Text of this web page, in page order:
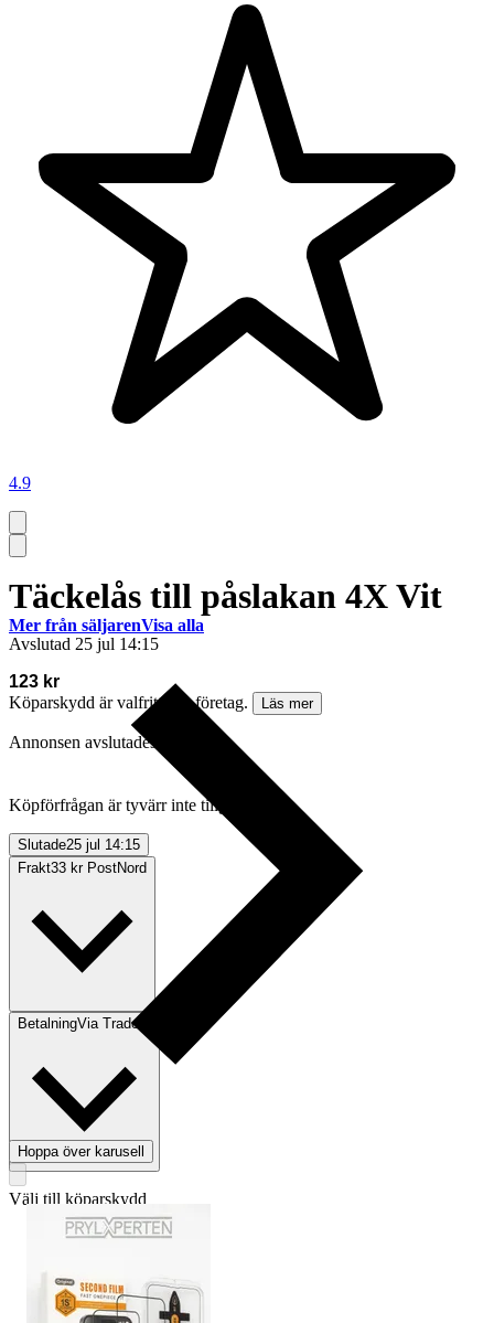
4.9
Täckelås till påslakan 4X Vit
Avslutad 25 jul 14:15
123 kr
Köparskydd är valfritt hos företag.
Läs mer
Annonsen avslutades utan köp
Köpförfrågan är tyvärr inte tillgänglig.
Slutade25 jul 14:15
Frakt33 kr PostNord
BetalningVia Tradera
Välj till köparskydd
Mer från säljarenVisa alla
Hoppa över karusell